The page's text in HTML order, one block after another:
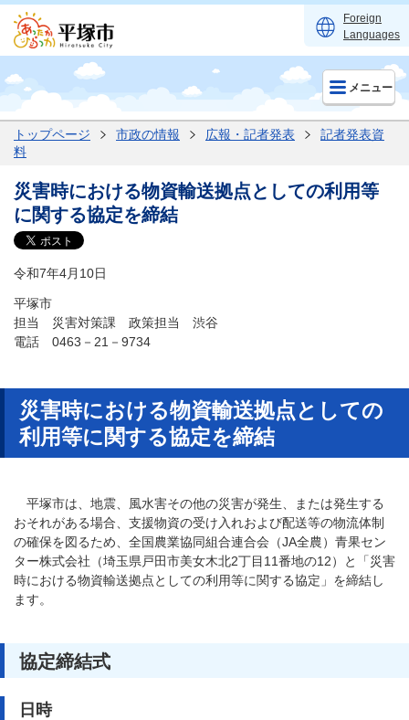
Foreign
Languages
メニュー
トップページ 市政の情報 広報・記者発表
記者発表資
料
災害時における物資輸送拠点としての利用等
に関する協定を締結
令和7年4月10日
平塚市
担当 災害対策課 政策担当 渋谷
電話 0463－21－9734
災害時における物資輸送拠点としての
利用等に関する協定を締結
平塚市は、地震、風水害その他の災害が発生、または発生する
おそれがある場合、支援物資の受け入れおよび配送等の物流体制
の確保を図るため、全国農業協同組合連合会（JA全農）青果セン
ター株式会社（埼玉県戸田市美女木北2丁目11番地の12）と「災害
時における物資輸送拠点としての利用等に関する協定」を締結し
ます。
協定締結式
日時